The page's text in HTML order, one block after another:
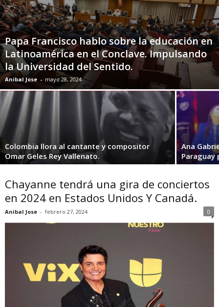
Papa Francisco hablo sobre la educación en
Latinoamérica en el Conclave. Impulsando
la Universidad del Sentido.
Anibal Jose - mayo 28, 2024
Colombia llora al cantante y compositor
Omar Geles Rey Vallenato.
Ana
Paraguay
Chayanne tendrá una gira de conciertos
en 2024 en Estados Unidos Y Canadá.
Anibal Jose - febrero 27, 2024 0